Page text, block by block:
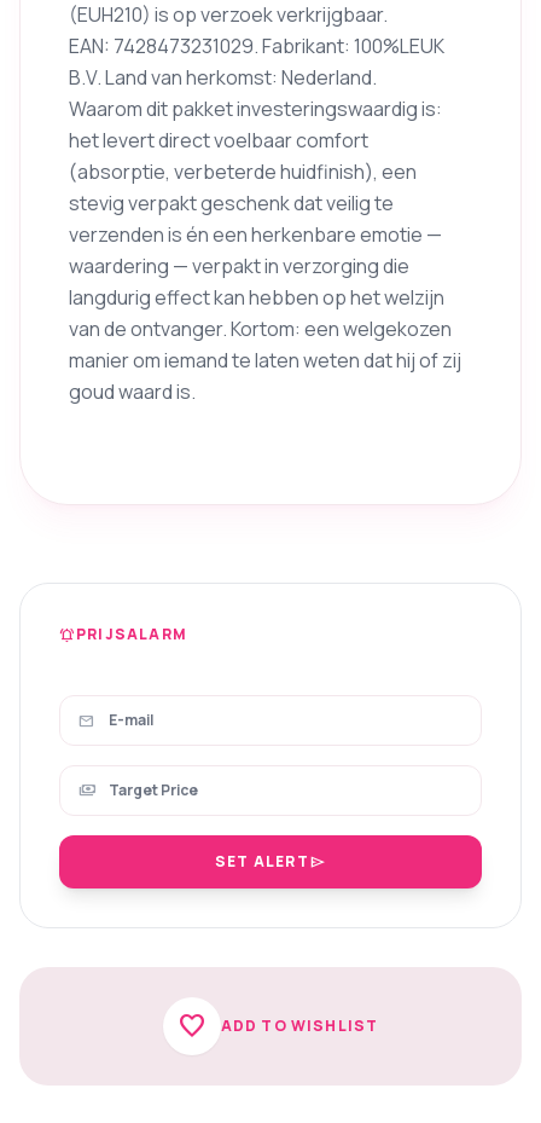
(EUH210) is op verzoek verkrijgbaar.
EAN: 7428473231029. Fabrikant: 100%LEUK
B.V. Land van herkomst: Nederland.
Waarom dit pakket investeringswaardig is:
het levert direct voelbaar comfort
(absorptie, verbeterde huidfinish), een
stevig verpakt geschenk dat veilig te
verzenden is én een herkenbare emotie —
waardering — verpakt in verzorging die
langdurig effect kan hebben op het welzijn
van de ontvanger. Kortom: een welgekozen
manier om iemand te laten weten dat hij of zij
goud waard is.
notifications_activePRIJSALARM
mail
payments
SET ALERTsend
favorite ADD TO WISHLIST